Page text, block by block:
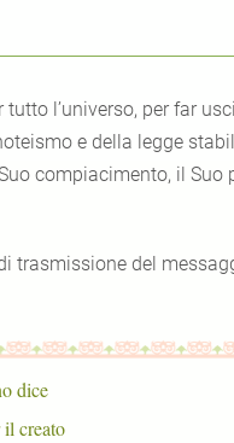
e della legge
compiacimento, il Suo
dice
creato.